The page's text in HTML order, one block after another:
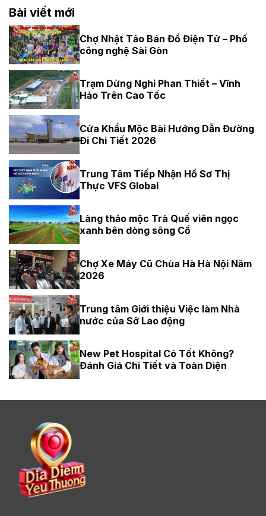
Bài viết mới
Chợ Nhật Tảo Bán Đồ Điện Tử – Phố
công nghệ Sài Gòn
Trạm Dừng Nghỉ Phan Thiết – Vĩnh
Hảo Trên Cao Tốc
Cửa Khẩu Mộc Bài Hướng Dẫn Đường
Đi Chi Tiết 2026
Trung Tâm Tiếp Nhận Hồ Sơ Thị
Thực VFS Global
Làng thảo mộc Trà Quế viên ngọc
xanh bên dòng sông Cổ
Chợ Xe Máy Cũ Chùa Hà Hà Nội Năm
2026
Trung tâm Giới thiệu Việc làm Nhà
nước của Sở Lao động
New Pet Hospital Có Tốt Không?
Đánh Giá Chi Tiết và Toàn Diện